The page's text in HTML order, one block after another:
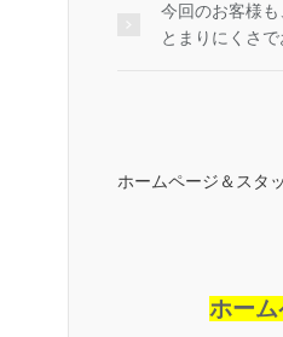
今回のお客様
とまりにくさで
ホームページ＆スタ
ホー